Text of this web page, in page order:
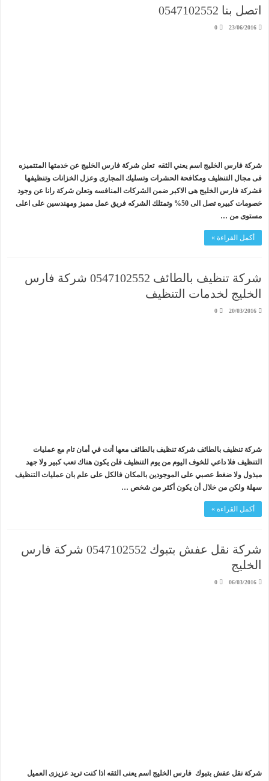
اتصل بنا 0547102552
23/06/2016
0
شركة فارس الخليج اسم يعني الثقه تعلن شركة فارس الخليج عن خدمتها المتتميزه
فى مجال التنظيف ومكافحة الحشرات وتسليك المجارى وعزل الخزانات وتنظيفها
فشركة فارس الخليج هى الاكبر ضمن الشركات المنافسه وتعلن شركة رانا عن وجود
خصومات كبيره تصل الى 50% وتمتلك الشركه فريق عمل مميز ومهندسين على اعلى
مستوى من …
أكمل القراءة »
شركة تنظيف بالطائف 0547102552 شركة فارس
الخليج لخدمات التنظيف
20/03/2016
0
شركة تنظيف بالطائف شركة تنظيف بالطائف معها أنت في أمان تام مع عمليات
التنظيف فلا داعي للخوف اليوم من يوم التنظيف فلن يكون هناك تعب كبير ولا جهد
مبذول ولا ضغط عصبي على الموجودين بالمكان فالكل على علم بان عمليات التنظيف
سهلة ولكن من خلال أن يكون أكثر من شخص …
أكمل القراءة »
شركة نقل عفش بتبوك 0547102552 شركة فارس
الخليج
06/03/2016
0
شركة نقل عفش بتبوك فارس الخليج اسم يعنى الثقه اذا كنت تريد عزيزى العميل